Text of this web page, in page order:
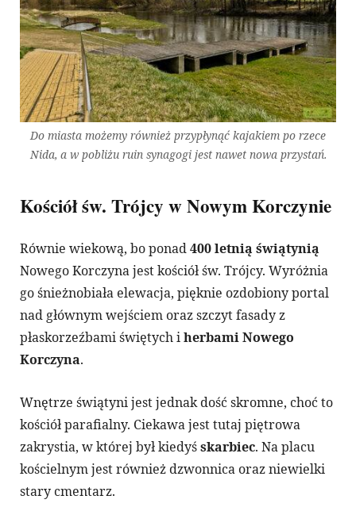
Do miasta możemy również przypłynąć kajakiem po rzece
Nida, a w pobliżu ruin synagogi jest nawet nowa przystań.
Kościół św. Trójcy w Nowym Korczynie
Równie wiekową, bo ponad400 letnią świątynią
Nowego Korczyna jest kościół św. Trójcy. Wyróżnia
go śnieżnobiała elewacja, pięknie ozdobiony portal
nad głównym wejściem oraz szczyt fasady z
płaskorzeźbami świętych iherbami Nowego
Korczyna.
Wnętrze świątyni jest jednak dość skromne, choć to
kościół parafialny. Ciekawa jest tutaj piętrowa
zakrystia, w której był kiedyśskarbiec. Na placu
kościelnym jest również dzwonnica oraz niewielki
stary cmentarz.